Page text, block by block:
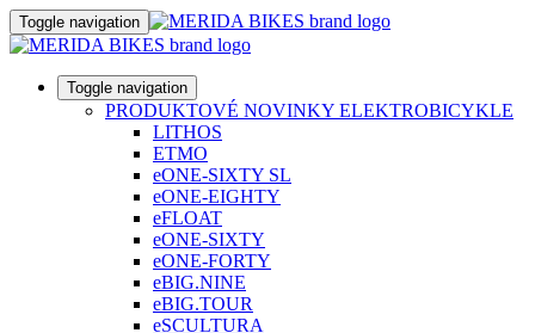
Toggle navigation
Toggle navigation
PRODUKTOVÉ NOVINKY ELEKTROBICYKLE
LITHOS
ETMO
eONE-SIXTY SL
eONE-EIGHTY
eFLOAT
eONE-SIXTY
eONE-FORTY
eBIG.NINE
eBIG.TOUR
eSCULTURA